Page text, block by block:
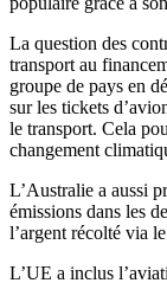
La question des
transport au
groupe de pays en
sur les tickets
le transport. Cela
changement
L’Australie a aussi
émissions dans les
l’argent récolté via
L’UE a inclus